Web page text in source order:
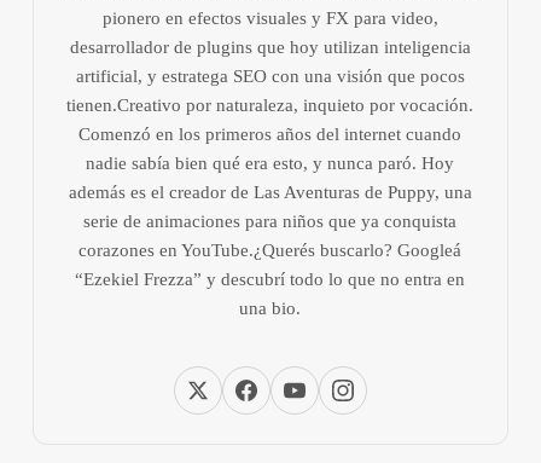
pionero en efectos visuales y FX para video,
desarrollador de plugins que hoy utilizan inteligencia
artificial, y estratega SEO con una visión que pocos
tienen.Creativo por naturaleza, inquieto por vocación.
Comenzó en los primeros años del internet cuando
nadie sabía bien qué era esto, y nunca paró. Hoy
además es el creador de Las Aventuras de Puppy, una
serie de animaciones para niños que ya conquista
corazones en YouTube.¿Querés buscarlo? Googleá
“Ezekiel Frezza” y descubrí todo lo que no entra en
una bio.